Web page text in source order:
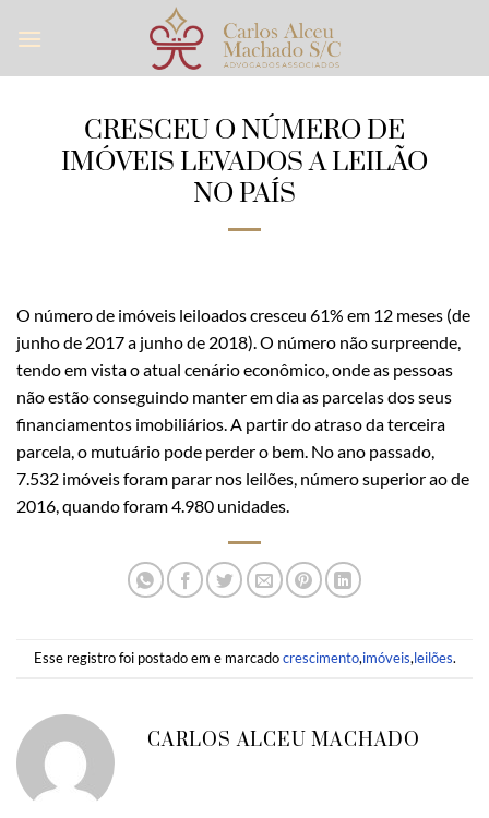
CRESCEU O NÚMERO DE
IMÓVEIS LEVADOS A LEILÃO
NO PAÍS
O número de imóveis leiloados cresceu 61% em 12 meses (de
junho de 2017 a junho de 2018). O número não surpreende,
tendo em vista o atual cenário econômico, onde as pessoas
não estão conseguindo manter em dia as parcelas dos seus
financiamentos imobiliários. A partir do atraso da terceira
parcela, o mutuário pode perder o bem. No ano passado,
7.532 imóveis foram parar nos leilões, número superior ao de
2016, quando foram 4.980 unidades.
Esse registro foi postado em e marcadocrescimento,imóveis,leilões.
CARLOS ALCEU MACHADO